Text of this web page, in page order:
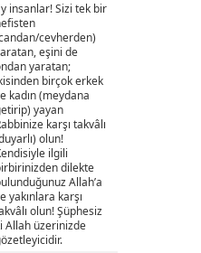
insanlar! Sizi tek bir
cevherden)
eşini de
yaratan;
birçok erkek
kadın (meydana
yayan
karşı takvâlı
olun!
ilgili
dilekte
Allah’a
yakınlara karşı
olun! Şüphesiz
Allah üzerinizde